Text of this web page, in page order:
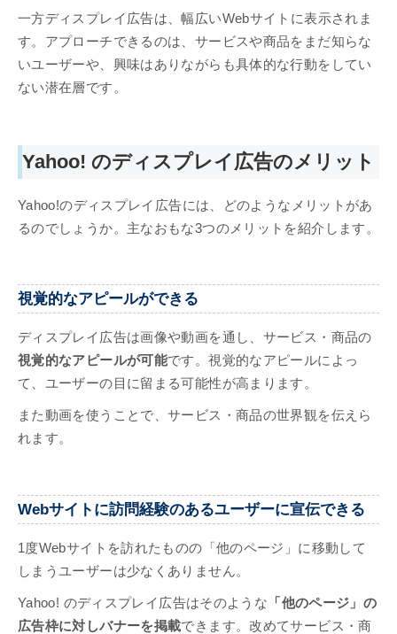
一方ディスプレイ広告は、幅広いWebサイトに表示されま
す。アプローチできるのは、サービスや商品をまだ知らな
いユーザーや、興味はありながらも具体的な行動をしてい
ない潜在層です。
Yahoo! のディスプレイ広告のメリット
Yahoo!のディスプレイ広告には、どのようなメリットがあ
るのでしょうか。主なおもな3つのメリットを紹介します。
視覚的なアピールができる
ディスプレイ広告は画像や動画を通し、サービス・商品の
視覚的なアピールが可能です。視覚的なアピールによっ
て、ユーザーの目に留まる可能性が高まります。
また動画を使うことで、サービス・商品の世界観を伝えら
れます。
Webサイトに訪問経験のあるユーザーに宣伝できる
1度Webサイトを訪れたものの「他のページ」に移動して
しまうユーザーは少なくありません。
Yahoo! のディスプレイ広告はそのような 「他のページ」の
広告枠に対しバナーを掲載できます。改めてサービス・商